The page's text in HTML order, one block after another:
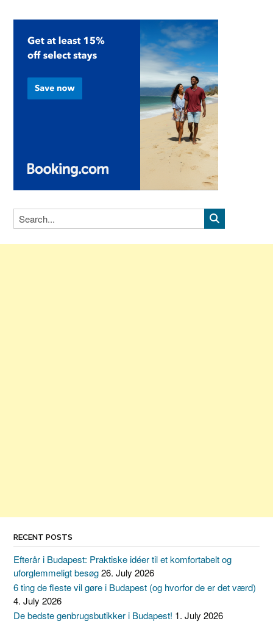
RECENT POSTS
Efterår i Budapest: Praktiske idéer til et komfortabelt og
uforglemmeligt besøg26. July 2026
6 ting de fleste vil gøre i Budapest (og hvorfor de er det værd)
4. July 2026
De bedste genbrugsbutikker i Budapest! 1. July 2026